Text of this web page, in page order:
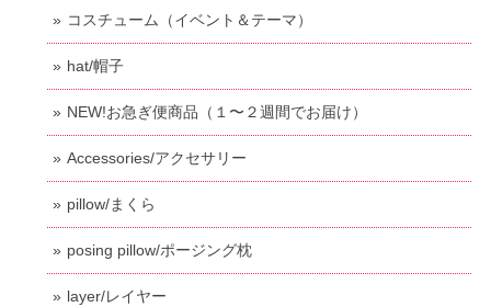
コスチューム（イベント＆テーマ）
hat/帽子
NEW!お急ぎ便商品（１〜２週間でお届け）
Accessories/アクセサリー
pillow/まくら
posing pillow/ポージング枕
layer/レイヤー